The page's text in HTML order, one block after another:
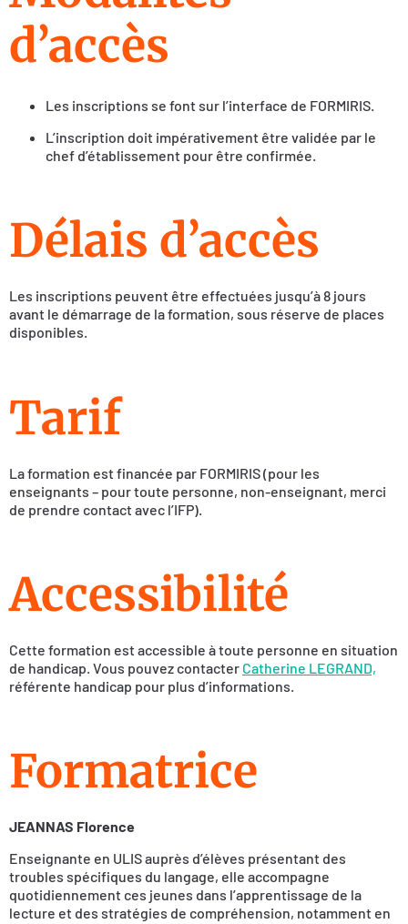
d’accès
Les inscriptions se font sur l’interface de FORMIRIS.
L’inscription doit impérativement être validée par le
chef d’établissement pour être confirmée.
Délais d’accès
Les inscriptions peuvent être effectuées jusqu’à 8 jours
avant le démarrage de la formation, sous réserve de places
disponibles.
Tarif
La formation est financée par FORMIRIS (pour les
enseignants – pour toute personne, non-enseignant, merci
de prendre contact avec l’IFP).
Accessibilité
Cette formation est accessible à toute personne en situation
de handicap. Vous pouvez contacter Catherine LEGRAND,
référente handicap pour plus d’informations.
Formatrice
JEANNAS Florence
Enseignante en ULIS auprès d’élèves présentant des
troubles spécifiques du langage, elle accompagne
quotidiennement ces jeunes dans l’apprentissage de la
lecture et des stratégies de compréhension, notamment en